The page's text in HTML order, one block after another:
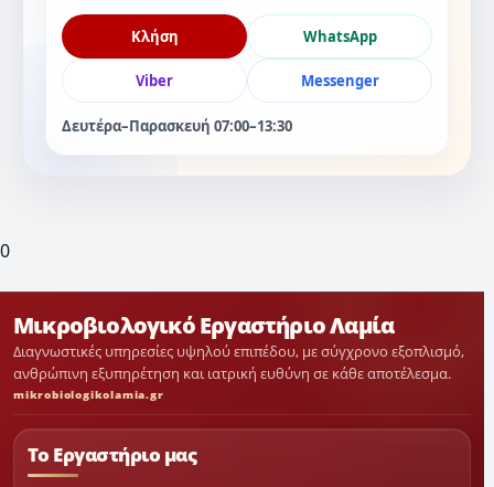
Κλήση WhatsApp
Viber Messenger
Δευτέρα–Παρασκευή 07:00–13:30
0
Μικροβιολογικό Εργαστήριο Λαμία
Διαγνωστικές υπηρεσίες υψηλού επιπέδου, με σύγχρονο εξοπλισμό,
ανθρώπινη εξυπηρέτηση και ιατρική ευθύνη σε κάθε αποτέλεσμα.
mikrobiologikolamia.gr
Το Εργαστήριο μας